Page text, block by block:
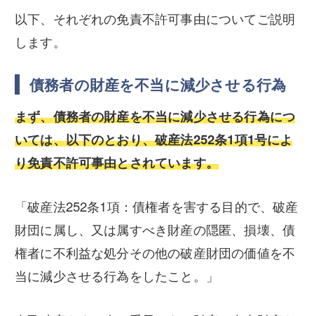
以下、それぞれの免責不許可事由についてご説明
します。
債務者の財産を不当に減少させる行為
まず、債務者の財産を不当に減少させる行為につ
いては、以下のとおり、破産法252条1項1号によ
り免責不許可事由とされています。
「破産法252条1項：債権者を害する目的で、破産
財団に属し、又は属すべき財産の隠匿、損壊、債
権者に不利益な処分その他の破産財団の価値を不
当に減少させる行為をしたこと。」